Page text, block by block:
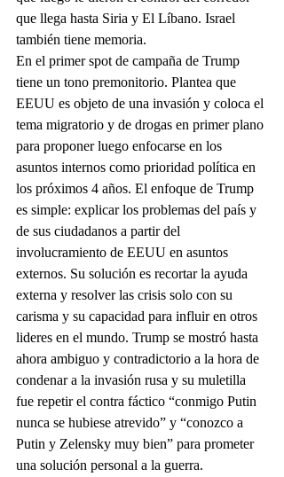
que llega hasta Siria y El Líbano. Israel
también tiene memoria.
En el primer spot de campaña de Trump
tiene un tono premonitorio. Plantea que
EEUU es objeto de una invasión y coloca el
tema migratorio y de drogas en primer plano
para proponer luego enfocarse en los
asuntos internos como prioridad política en
los próximos 4 años. El enfoque de Trump
es simple: explicar los problemas del país y
de sus ciudadanos a partir del
involucramiento de EEUU en asuntos
externos. Su solución es recortar la ayuda
externa y resolver las crisis solo con su
carisma y su capacidad para influir en otros
lideres en el mundo. Trump se mostró hasta
ahora ambiguo y contradictorio a la hora de
condenar a la invasión rusa y su muletilla
fue repetir el contra fáctico “conmigo Putin
nunca se hubiese atrevido” y “conozco a
Putin y Zelensky muy bien” para prometer
una solución personal a la guerra.